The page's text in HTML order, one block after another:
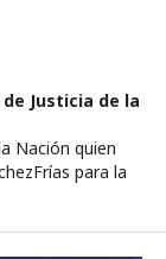
Justicia de la
Nación quien
para la